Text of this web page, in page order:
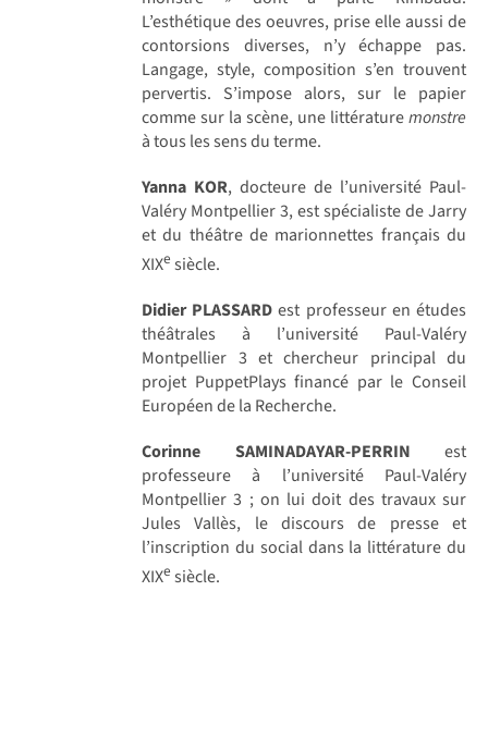
L’esthétique des oeuvres, prise elle aussi de
contorsions diverses, n’y échappe pas.
Langage, style, composition s’en trouvent
pervertis. S’impose alors, sur le papier
comme sur la scène, une littératuremonstre
à tous les sens du terme.
Yanna KOR, docteure de l’université Paul-
Valéry Montpellier 3, est spécialiste de Jarry
et du théâtre de marionnettes français du
XIXe siècle.
Didier PLASSARD est professeur en études
théâtrales à l’université Paul-Valéry
Montpellier 3 et chercheur principal du
projet PuppetPlays financé par le Conseil
Européen de la Recherche.
Corinne SAMINADAYAR-PERRIN est
professeure à l’université Paul-Valéry
Montpellier 3 ; on lui doit des travaux sur
Jules Vallès, le discours de presse et
l’inscription du social dans la littérature du
XIXe siècle.